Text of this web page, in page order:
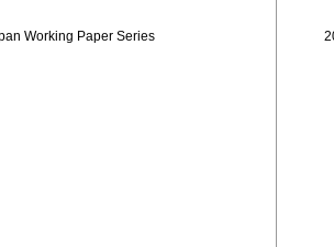
Working Paper Series